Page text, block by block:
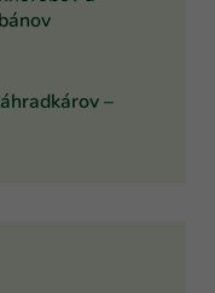
–